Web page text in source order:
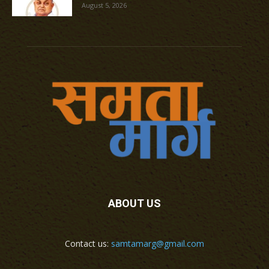
August 5, 2026
ABOUT US
Contact us: samtamarg@gmail.com